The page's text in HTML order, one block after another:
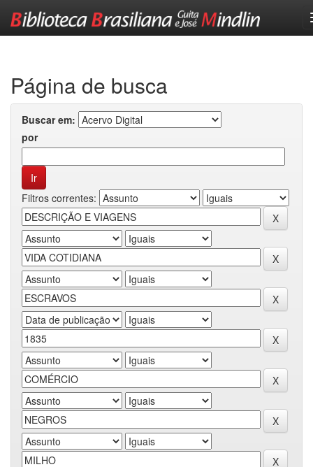
Página de busca
Buscar em:
por
Filtros correntes: